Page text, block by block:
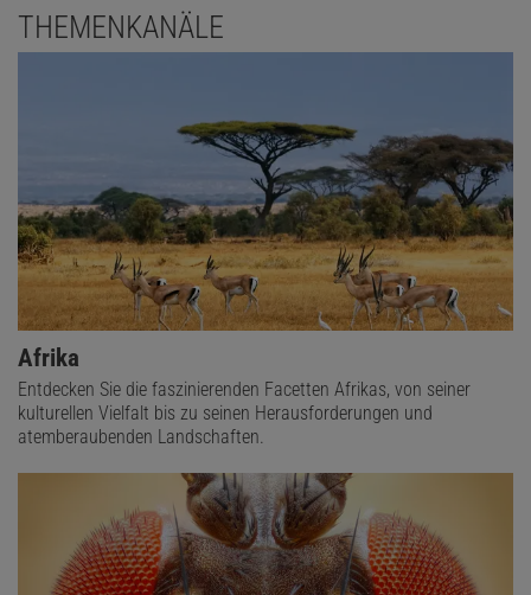
THEMENKANÄLE
Afrika
Entdecken Sie die faszinierenden Facetten Afrikas, von seiner
kulturellen Vielfalt bis zu seinen Herausforderungen und
atemberaubenden Landschaften.